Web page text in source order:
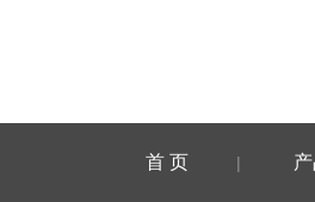
首 页 |